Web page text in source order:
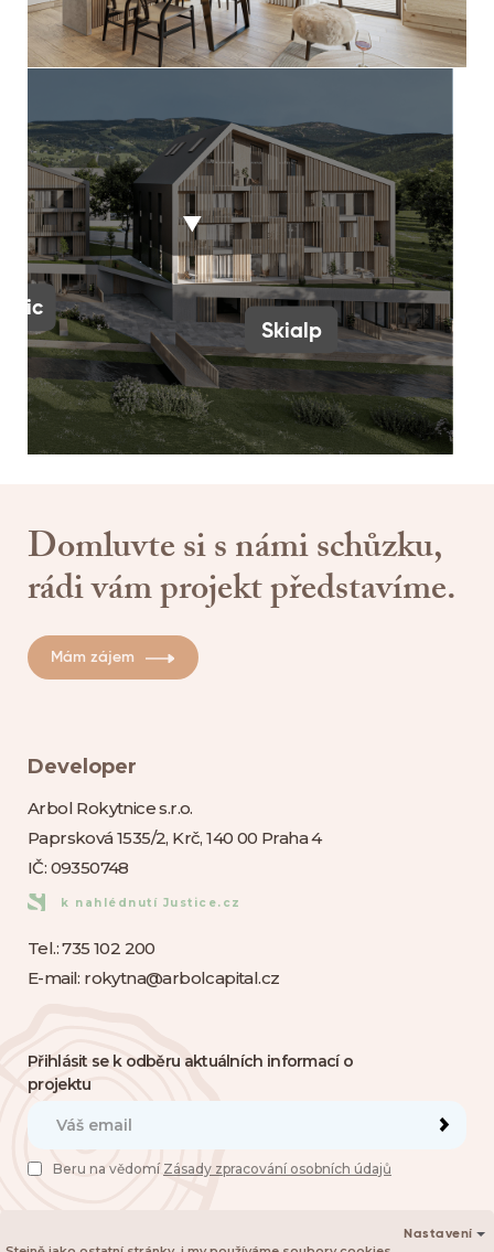
Nastavení
Skialp
Domluvte si s námi schůzku,
rádi vám projekt představíme.
Mám zájem
Developer
Arbol Rokytnice s.r.o.
Paprsková 1535/2, Krč, 140 00 Praha 4
IČ: 09350748
k nahlédnutí Justice.cz
Tel.:735 102 200
E-mail: rokytna@arbolcapital.cz
Přihlásit se k odběru aktuálních informací o
projektu
Beru na vědomí Zásady zpracování osobních údajů